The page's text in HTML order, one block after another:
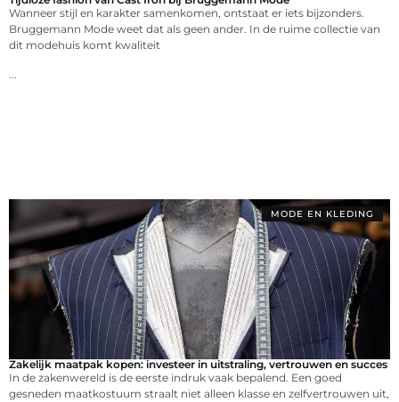
Wanneer stijl en karakter samenkomen, ontstaat er iets bijzonders.
Bruggemann Mode weet dat als geen ander. In de ruime collectie van
dit modehuis komt kwaliteit
MODE EN KLEDING
Zakelijk maatpak kopen: investeer in uitstraling, vertrouwen en succes
In de zakenwereld is de eerste indruk vaak bepalend. Een goed
gesneden maatkostuum straalt niet alleen klasse en zelfvertrouwen uit,